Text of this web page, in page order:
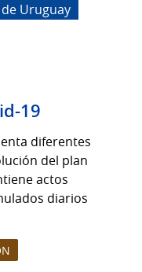
Uruguay
19
diferentes
del plan
actos
diarios